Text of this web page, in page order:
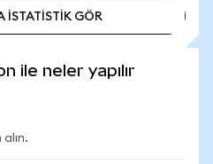
İSTATİSTİK GÖR
ile neler yapılır